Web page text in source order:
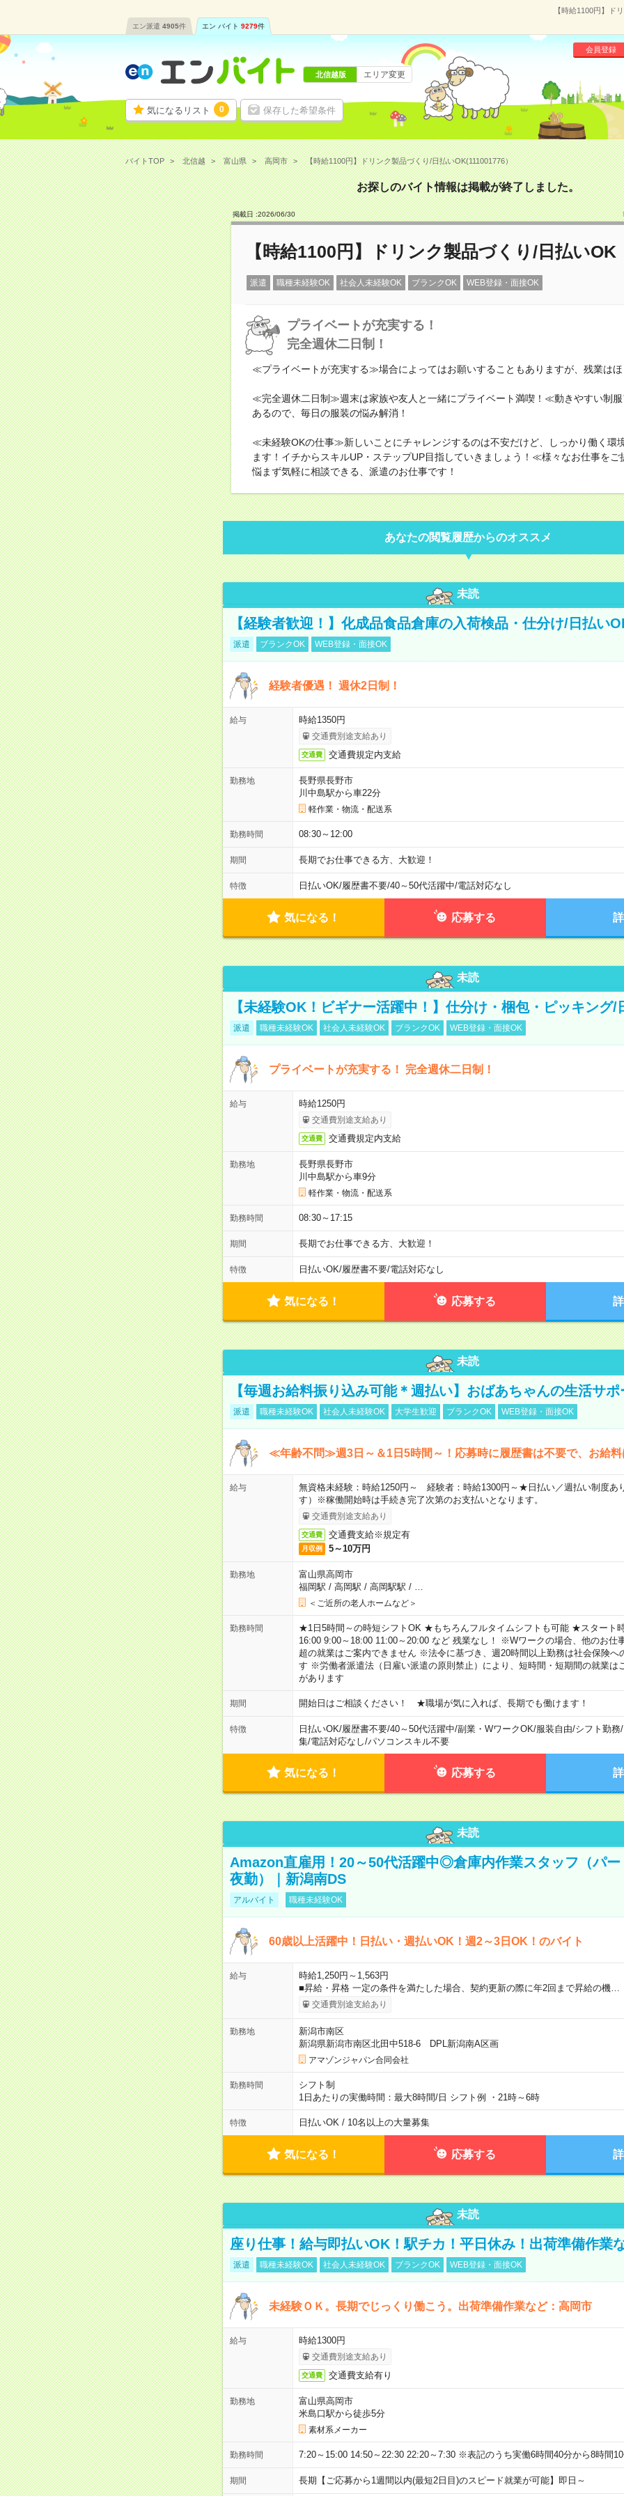
【時給1100円】ド
エン派遣 4905件 エン バイト 9279件
気になるリスト 0 保存した希望条件
会員登録
北信越版 エリア変更
バイトTOP 北信越 富山県 高岡市 【時給1100円】ドリンク製品づくり/日払いOK(111001776）
お探しのバイト情報は掲載が終了しました。
掲載日 :2026/06/30
【時給1100円】ドリンク製品づくり/日払いOK
派遣 職種未経験OK 社会人未経験OK ブランクOK WEB登録・面接OK
プライベートが充実する！
完全週休二日制！
≪プライベートが充実する≫場合によってはお願いすることもありますが、残業は
≪完全週休二日制≫週末は家族や友人と一緒にプライベート満喫！≪動きやすい制
あるので、毎日の服装の悩み解消！
≪未経験OKの仕事≫新しいことにチャレンジするのは不安だけど、しっかり働く環
ます！イチからスキルUP・ステップUP目指していきましょう！≪様々なお仕事を
悩まず気軽に相談できる、派遣のお仕事です！
あなたの閲覧履歴からのオススメ
未読
【経験者歓迎！】化成品食品倉庫の入荷検品・仕分け/日払い
派遣 ブランクOK WEB登録・面接OK
経験者優遇！ 週休2日制！
給与 時給1350円
交通費別途支給あり
交通費 交通費規定内支給
勤務地
長野県長野市
川中島駅から車22分
軽作業・物流・配送系
勤務時間 08:30～12:00
期間 長期でお仕事できる方、大歓迎！
特徴 日払いOK/履歴書不要/40～50代活躍中/電話対応なし
気になる！ 応募する
未読
【未経験OK！ビギナー活躍中！】仕分け・梱包・ピッキング/
派遣 職種未経験OK 社会人未経験OK ブランクOK WEB登録・面接OK
プライベートが充実する！ 完全週休二日制！
給与 時給1250円
交通費別途支給あり
交通費 交通費規定内支給
勤務地
長野県長野市
川中島駅から車9分
軽作業・物流・配送系
勤務時間 08:30～17:15
期間 長期でお仕事できる方、大歓迎！
特徴 日払いOK/履歴書不要/電話対応なし
気になる！ 応募する
未読
【毎週お給料振り込み可能＊週払い】おばあちゃんの生活サポ
派遣 職種未経験OK 社会人未経験OK 大学生歓迎 ブランクOK WEB登録・面接OK
≪年齢不問≫週3日～＆1日5時間～！応募時に履歴書は不要で、お給料
給与
無資格未経験：時給1250円～ 経験者：時給1300円～★日払い／週払い制度あ
す）※稼働開始時は手続き完了次第のお支払いとなります。
交通費別途支給あり
交通費 交通費支給※規定有
月収例 5～10万円
勤務地
富山県高岡市
福岡駅 / 高岡駅 / 高岡駅駅 /
＜ご近所の老人ホームなど＞
勤務時間
★1日5時間～の時短シフトOK ★もちろんフルタイムシフトも可能 ★スタート
16:00 9:00～18:00 11:00～20:00 など 残業なし！ ※Wワークの場合、他のお仕
超の就業はご案内できません ※法令に基づき、週20時間以上勤務は社会保険へ
す ※労働者派遣法（日雇い派遣の原則禁止）により、短時間・短期間の就業は
があります
期間 開始日はご相談ください！ ★職場が気に入れば、長期でも働けます！
特徴 日払いOK/履歴書不要/40～50代活躍中/副業・WワークOK/服装自由/シフト勤務/
集/電話対応なし/パソコンスキル不要
気になる！ 応募する
未読
Amazon直雇用！20～50代活躍中◎倉庫内作業スタッフ（パー
夜勤）｜新潟南DS
アルバイト 職種未経験OK
60歳以上活躍中！日払い・週払いOK！週2～3日OK！のバイト
給与
時給1,250円～1,563円
■昇給・昇格 一定の条件を満たした場合、契約更新の際に年2回まで昇給の機…
交通費別途支給あり
勤務地
新潟市南区
新潟県新潟市南区北田中518-6 DPL新潟南A区画
アマゾンジャパン合同会社
勤務時間
シフト制
1日あたりの実働時間：最大8時間/日 シフト例 ・21時～6時
特徴 日払いOK / 10名以上の大量募集
気になる！ 応募する
未読
座り仕事！給与即払いOK！駅チカ！平日休み！出荷準備作業
派遣 職種未経験OK 社会人未経験OK ブランクOK WEB登録・面接OK
未経験ＯＫ。長期でじっくり働こう。出荷準備作業など：高岡市
給与 時給1300円
交通費別途支給あり
交通費 交通費支給有り
勤務地
富山県高岡市
米島口駅から徒歩5分
素材系メーカー
勤務時間 7:20～15:00 14:50～22:30 22:20～7:30 ※表記のうち実働6時間40分から8時間
期間 長期【ご応募から1週間以内(最短2日目)のスピード就業が可能】即日～